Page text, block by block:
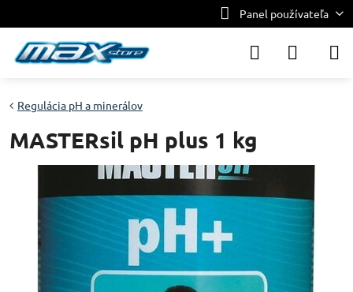
Panel používateľa
Regulácia pH a minerálov
MASTERsil pH plus 1 kg